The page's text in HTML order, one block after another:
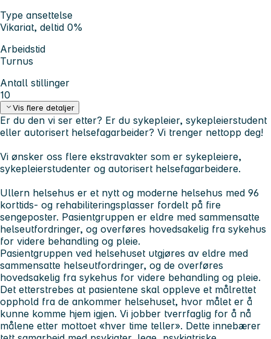
Type ansettelse
Vikariat, deltid 0%
Arbeidstid
Turnus
Antall stillinger
10
Vis flere detaljer
Er du den vi ser etter? Er du sykepleier, sykepleierstudent
eller autorisert helsefagarbeider? Vi trenger nettopp deg!
Vi ønsker oss flere ekstravakter som er sykepleiere,
sykepleierstudenter og autorisert helsefagarbeidere.
Ullern helsehus er et nytt og moderne helsehus med 96
korttids- og rehabiliteringsplasser fordelt på fire
sengeposter. Pasientgruppen er eldre med sammensatte
helseutfordringer, og overføres hovedsakelig fra sykehus
for videre behandling og pleie.
Pasientgruppen ved helsehuset utgjøres av eldre med
sammensatte helseutfordringer, og de overføres
hovedsakelig fra sykehus for videre behandling og pleie.
Det etterstrebes at pasientene skal oppleve et målrettet
opphold fra de ankommer helsehuset, hvor målet er å
kunne komme hjem igjen. Vi jobber tverrfaglig for å nå
målene etter mottoet «hver time teller». Dette innebærer